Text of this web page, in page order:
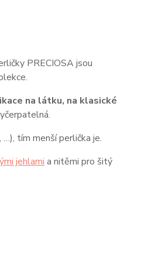
PRECIOSA jsou
na látku, na klasické
tím menší perlička je.
jehlami a nitěmi pro šitý